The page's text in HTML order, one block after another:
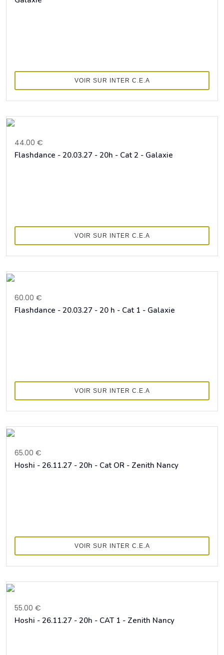
VOIR SUR INTER C.E.A
44.00 €
Flashdance - 20.03.27 - 20h - Cat 2 - Galaxie
VOIR SUR INTER C.E.A
60.00 €
Flashdance - 20.03.27 - 20 h - Cat 1 - Galaxie
VOIR SUR INTER C.E.A
65.00 €
Hoshi - 26.11.27 - 20h - Cat OR - Zenith Nancy
VOIR SUR INTER C.E.A
55.00 €
Hoshi - 26.11.27 - 20h - CAT 1 - Zenith Nancy